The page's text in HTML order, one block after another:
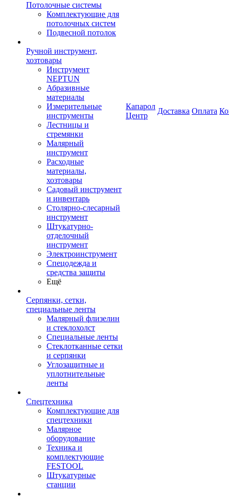
Потолочные системы
Комплектующие для
потолочных систем
Подвесной потолок
Ручной инструмент,
хозтовары
Инструмент
NEPTUN
Абразивные
материалы
Измерительные
инструменты
Лестницы и
стремянки
Малярный
инструмент
Расходные
материалы,
хозтовары
Садовый инструмент
и инвентарь
Столярно-слесарный
инструмент
Штукатурно-
отделочный
инструмент
Электроинструмент
Спецодежда и
средства защиты
Ещё
Серпянки, сетки,
специальные ленты
Малярный флизелин
и стеклохолст
Специальные ленты
Стеклотканные сетки
и серпянки
Углозащитные и
уплотнительные
ленты
Спецтехника
Комплектующие для
спецтехники
Малярное
оборудование
Техника и
комплектующие
FESTOOL
Штукатурные
станции
Капарол
Центр
Доставка Оплата